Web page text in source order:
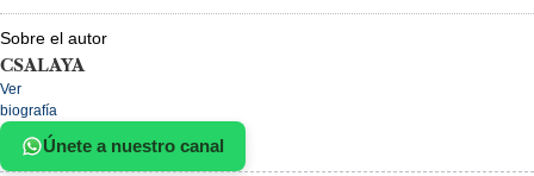
Sobre el autor
CSALAYA
Ver
biografía
Únete a nuestro canal